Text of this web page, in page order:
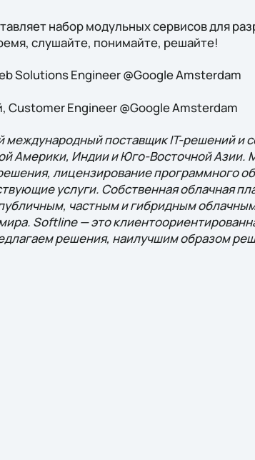
набор модульных сервисов для
слушайте, понимайте, решайте!
Solutions Engineer @Google Amsterdam
Customer Engineer @Google Amsterdam
поставщик IT-решений и
Америки, Индии и Юго-Восточной Азии.
лицензирование программного
услуги. Собственная облачная
частным и гибридным
Softline — это
решения, наилучшим образом